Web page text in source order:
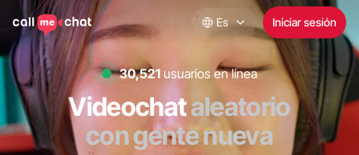
Es Iniciar sesión
30,000 usuarios en línea
Videochataleatorio
con gente nueva